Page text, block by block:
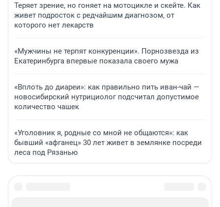
Теряет зрение, но гоняет на мотоцикле и скейте. Как
живет подросток с редчайшим диагнозом, от
которого нет лекарств
«Мужчины не терпят конкуренции». Порнозвезда из
Екатеринбурга впервые показала своего мужа
«Вплоть до диареи»: как правильно пить иван-чай —
новосибирский нутрициолог подсчитал допустимое
количество чашек
«Уголовник я, родные со мной не общаются»: как
бывший «афганец» 30 лет живет в землянке посреди
леса под Рязанью